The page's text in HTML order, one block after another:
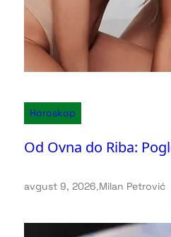
Horoskop
Od Ovna do Riba:
avgust 9, 2026.Milan Petrović